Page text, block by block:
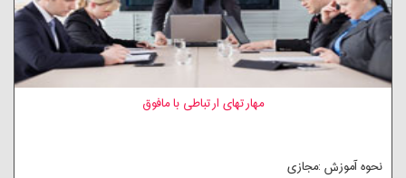
مهارتهای ارتباطی با مافوق
نحوه آموزش :مجازی